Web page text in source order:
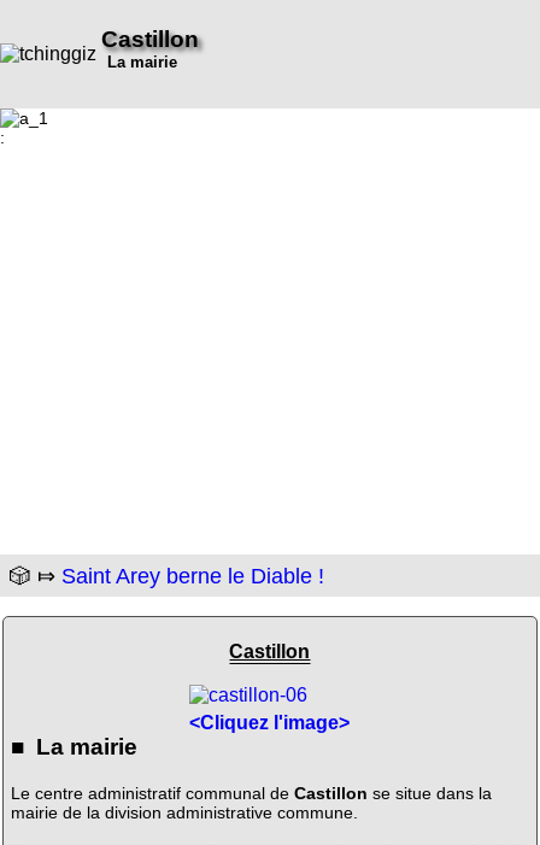
Castillon
La mairie
:
🎲 ⤇ Saint Arey berne le Diable !
Castillon
<Cliquez l'image>
■ La mairie
Le centre administratif communal de Castillon se situe dans la
mairie de la division administrative commune.